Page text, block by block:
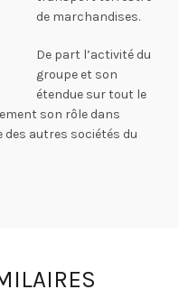
de marchandises.
De part l’activité du
groupe et son
étendue sur tout le
son rôle dans
des autres sociétés du